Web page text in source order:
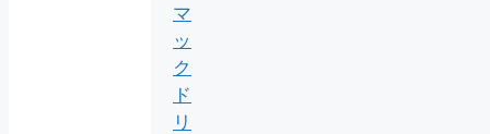
マ
ッ
ク
ド
リ